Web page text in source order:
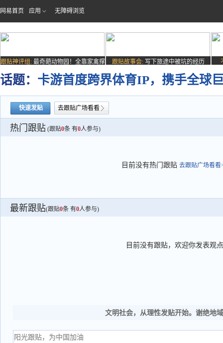
网易首页 应用 无障碍浏览
跟贴神评组: 最奇葩动物园！全靠家禽撑
场子
跟贴故事会: 写下旅途中被坑的经历
话题： 卡游首度跨界体育IP，携手全球
快速发贴 去跟贴广场看看
热门跟贴 (跟贴0条 有0人参与)
目前没有热门跟贴 去跟贴广场看看
最新跟贴(跟贴0条 有0人参与)
目前没有跟贴，欢迎你发表观点
文明社会，从理性发贴开始。谢绝地